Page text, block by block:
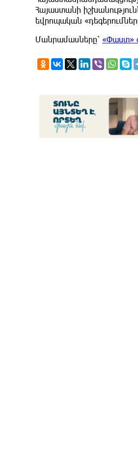
Հայաստանի
եվրոպական
Մանրամասները՝ «Փաստ»